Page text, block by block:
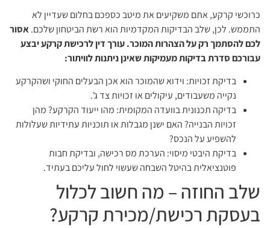
כרוכשי קרקע, אתם משקיעים את מיטב כספכם בחלום שעדיין לא
התממש. לכן, שלב הבדיקות המקדמיות הוא רשת הביטחון שלכם.אסור
לכם להסתמך רק על הצהרות המוכר. עורך דין לרכישת קרקע יבצע
עבורכם סדרת בדיקות מעמיקות שאינן ניתנות לוויתור:
בדיקת זכויות: וידוא שהמוכר הוא אכן הבעלים החוקי ושהקרקע
נקייה משעבודים, עיקולים או זכויות צד ג'.
בדיקה תכנונית בוועדה המקומית: מהו ייעוד הקרקע? מהן
זכויות הבנייה? האם ישנן מגבלות או תוכניות עתידיות שעלולות
להשפיע על הנכס?
בדיקת היבטי מיסוי: הערכת מס רכישה, ובדיקת חבות
פוטנציאלית בהיטל השבחה שעשוי לחול עליכם בעתיד.
שלב החוזה – מה חשוב לכלול
בעסקת רכישת/מכירת קרקע?